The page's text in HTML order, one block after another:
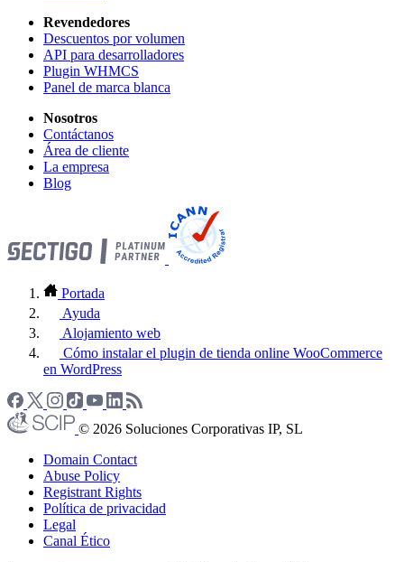
Revendedores
Descuentos por volumen
API para desarrolladores
Plugin WHMCS
Panel de marca blanca
Nosotros
Contáctanos
Área de cliente
La empresa
Blog
Portada
Ayuda
Alojamiento web
Cómo instalar el plugin de tienda online WooCommerce
en WordPress
© 2026 Soluciones Corporativas IP, SL
Domain Contact
Abuse Policy
Registrant Rights
Política de privacidad
Legal
Canal Ético